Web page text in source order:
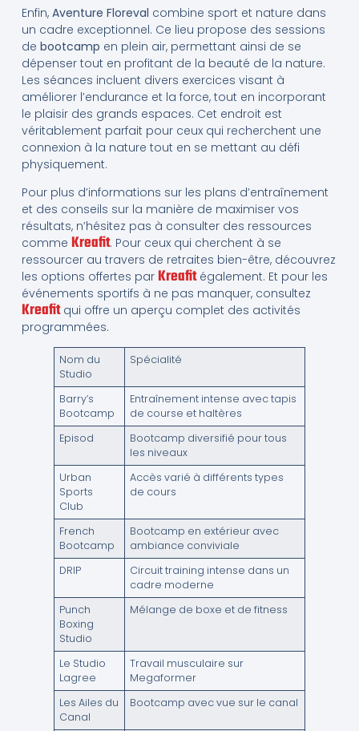
Enfin, Aventure Floreval combine sport et nature dans
un cadre exceptionnel. Ce lieu propose des sessions
de bootcamp en plein air, permettant ainsi de se
dépenser tout en profitant de la beauté de la nature.
Les séances incluent divers exercices visant à
améliorer l’endurance et la force, tout en incorporant
le plaisir des grands espaces. Cet endroit est
véritablement parfait pour ceux qui recherchent une
connexion à la nature tout en se mettant au défi
physiquement.
Pour plus d’informations sur les plans d’entraînement
et des conseils sur la manière de maximiser vos
résultats, n’hésitez pas à consulter des ressources
comme Kreafit. Pour ceux qui cherchent à se
ressourcer au travers de retraites bien-être, découvrez
les options offertes par Kreafitégalement. Et pour les
événements sportifs à ne pas manquer, consultez
Kreafitqui offre un aperçu complet des activités
programmées.
Nom du
Studio
Spécialité
Barry’s
Bootcamp
Entraînement intense avec tapis
de course et haltères
Episod
Bootcamp diversifié pour tous
les niveaux
Urban
Sports
Club
Accès varié à différents types
de cours
French
Bootcamp
Bootcamp en extérieur avec
ambiance conviviale
DRIP
Circuit training intense dans un
cadre moderne
Punch
Boxing
Studio
Mélange de boxe et de fitness
Le Studio
Lagree
Travail musculaire sur
Megaformer
Les Ailes du
Canal
Bootcamp avec vue sur le canal